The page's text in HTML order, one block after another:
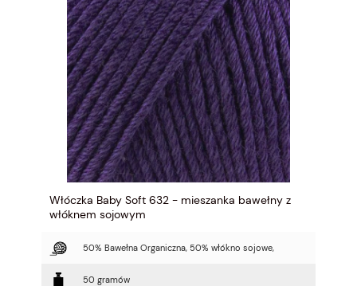
Włóczka Baby Soft 632 - mieszanka bawełny z
włóknem sojowym
50% Bawełna Organiczna, 50% włókno sojowe,
50 gramów